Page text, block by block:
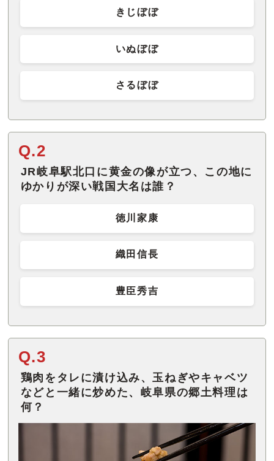
きじぼぼ
いぬぼぼ
さるぼぼ
Q.2
JR岐阜駅北口に黄金の像が立つ、この地に
ゆかりが深い戦国大名は誰？
徳川家康
織田信長
豊臣秀吉
Q.3
鶏肉をタレに漬け込み、玉ねぎやキャベツ
などと一緒に炒めた、岐阜県の郷土料理は
何？